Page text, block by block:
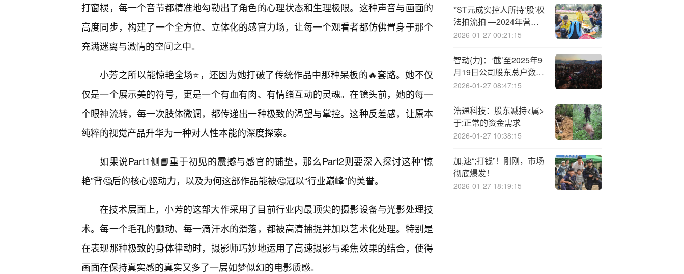
打窗棂，每一个音节都精准地勾勒出了角色的心理状态和生理极限。这种声音与画面的
高度同步，构建了一个全方位、立体化的感官力场，让每一个观看者都仿佛置身于那个
充满迷离与激情的空间之中。
小芳之所以能惊艳全场⭐，还因为她打破了传统作品中那种呆板的🔥套路。她不仅
仅是一个展示美的符号，更是一个有血有肉、有情绪互动的灵魂。在镜头前，她的每一
个眼神流转，每一次肢体微调，都传递出一种极致的渴望与掌控。这种反差感，让原本
纯粹的视觉产品升华为一种对人性本能的深度探索。
如果说Part1侧📘重于初见的震撼与感官的铺垫，那么Part2则要深入探讨这种“惊
艳”背🤔后的核心驱动力，以及为何这部作品能被🤔冠以“行业巅峰”的美誉。
在技术层面上，小芳的这部大作采用了目前行业内最顶尖的摄影设备与光影处理技
术。每一个毛孔的颤动、每一滴汗水的滑落，都被高清捕捉并加以艺术化处理。特别是
在表现那种极致的身体律动时，摄影师巧妙地运用了高速摄影与柔焦效果的结合，使得
画面在保持真实感的真实又多了一层如梦似幻的电影质感。
*ST元成实控人所持‘股’权
法拍流拍 —2024年营业
收入大幅下滑
2026-01-27 00:21:15
智动{力}：‘截’至2025年9
月19日公司股东总户数
26112户
2026-01-27 08:47:15
浩通科技：股东减持<属>
于:正常的资金需求
2026-01-27 10:38:15
加,速“;打钱”！刚刚，市场
彻底爆发！
2026-01-27 18:19:15